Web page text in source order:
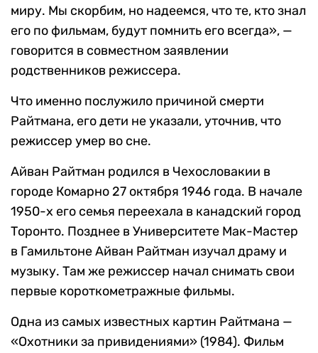
миру. Мы скорбим, но надеемся, что те, кто знал
его по фильмам, будут помнить его всегда», —
говорится в совместном заявлении
родственников режиссера.
Что именно послужило причиной смерти
Райтмана, его дети не указали, уточнив, что
режиссер умер во сне.
Айван Райтман родился в Чехословакии в
городе Комарно 27 октября 1946 года. В начале
1950-х его семья переехала в канадский город
Торонто. Позднее в Университете Мак-Мастер
в Гамильтоне Айван Райтман изучал драму и
музыку. Там же режиссер начал снимать свои
первые короткометражные фильмы.
Одна из самых известных картин Райтмана —
«Охотники за привидениями» (1984). Фильм